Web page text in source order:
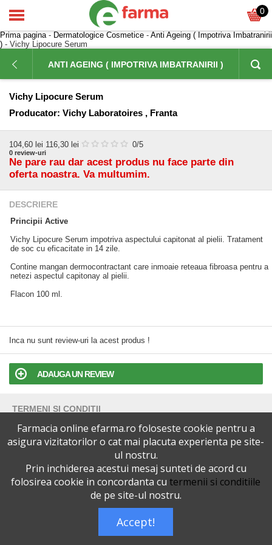
0
Prima pagina- Dermatologice Cosmetice - Anti Ageing ( Impotriva Imbatranirii
) - Vichy Lipocure Serum
ANTI AGEING ( IMPOTRIVA IMBATRANIRII )
Vichy Lipocure Serum
Producator: Vichy Laboratoires , Franta
104,60 lei 116,30 lei 0/5
0 review-uri
Ne pare rau dar acest produs nu face parte din
oferta noastra. Va multumim.
DESCRIERE
Principii Active
Vichy Lipocure Serum impotriva aspectului capitonat al pielii. Tratament
de soc cu eficacitate in 14 zile.
Contine mangan dermocontractant care inmoaie reteaua fibroasa pentru a
netezi aspectul capitonay al pielii.
Flacon 100 ml.
Inca nu sunt review-uri la acest produs !
ADAUGA UN REVIEW
TERMENI SI CONDITII
POLITICA DE CONFIDENTIALITATE
VERSIUNEA DESKTOP
0727515368
Dreptul de autor © efarma.ro - Toate Drepturile Rezervate.
Farmacia online efarma.ro foloseste cookie pentru a
asigura vizitatorilor o cat mai placuta experienta pe site-
ul nostru.
Prin inchiderea acestui mesaj sunteti de acord cu
folosirea cookie in concordanta cu termenii si conditiile
de pe site-ul nostru.
Accept!